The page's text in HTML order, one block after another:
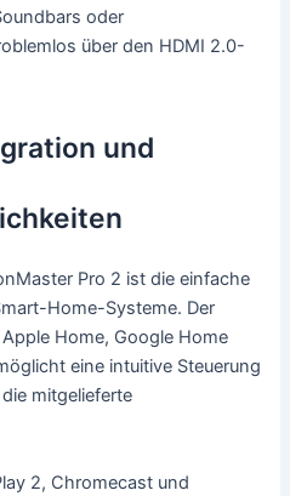
oder
über den HDMI 2.0-
und
Pro 2 ist die einfache
Home-Systeme. Der
Home, Google Home
eine intuitive Steuerung
mitgelieferte
2, Chromecast und